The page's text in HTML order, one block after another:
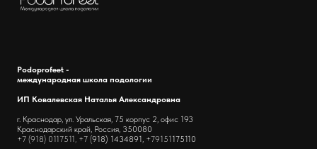
Podoprofeet -
международная школа подологии
ИП Ковалевская Наталья Александровна
г. Краснодар, ул. Уральская, 75 корпус 2, офис 193
Краснодарский край, Россия, 350080
+7 (918) 0117511, +7 (918) 1434891, +79151175110